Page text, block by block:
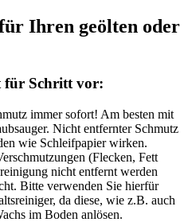
Ihren geölten oder
für Schritt vor:
immer sofort! Am besten mit
Nicht entfernter Schmutz
wie Schleifpapier wirken.
(Flecken, Fett
nicht entfernt werden
Bitte verwenden Sie hierfür
da diese, wie z.B. auch
im Boden anlösen.